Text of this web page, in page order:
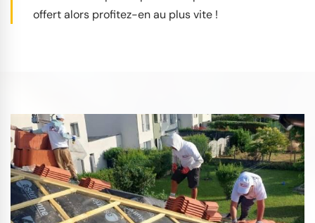
offert alors profitez-en au plus vite !